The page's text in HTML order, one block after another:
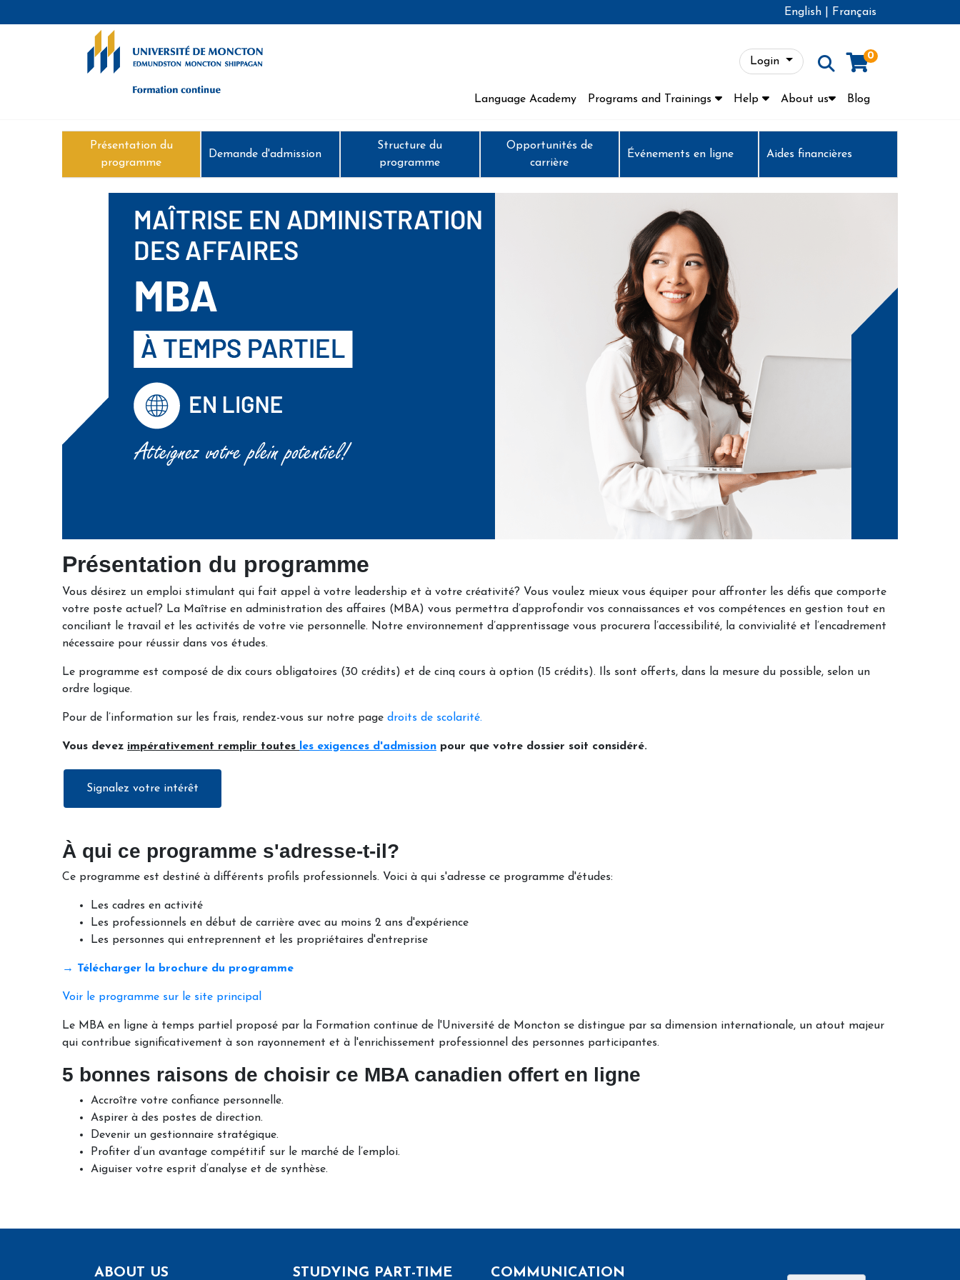
English Français
Login 0
Language Academy Programs and Trainings Help About us Blog
Présentation du
programme
Demande d'admission
Structure du
programme
Opportunités de
carrière
Événements en ligne Aides financières
Présentation du programme
Vous désirez un emploi stimulant qui fait appel à votre leadership et à votre créativité? Vous voulez mieux vous équiper pour affronter les défis que comporte
votre poste actuel? La Maîtrise en administration des affaires (MBA) vous permettra d’approfondir vos connaissances et vos compétences en gestion tout en
conciliant le travail et les activités de votre vie personnelle. Notre environnement d’apprentissage vous procurera l’accessibilité, la convivialité et l’encadrement
nécessaire pour réussir dans vos études.
Le programme est composé de dix cours obligatoires (30 crédits) et de cinq cours à option (15 crédits). Ils sont offerts, dans la mesure du possible, selon un
ordre logique.
Pour de l’information sur les frais, rendez-vous sur notre page droits de scolarité.
Vous devez impérativement remplir toutes les exigences d'admission pour que votre dossier soit considéré.
Signalez votre intérêt
À qui ce programme s'adresse-t-il?
Ce programme est destiné à différents profils professionnels. Voici à qui s'adresse ce programme d'études:
Les cadres en activité
Les professionnels en début de carrière avec au moins 2 ans d'expérience
Les personnes qui entreprennent et les propriétaires d'entreprise
→ Télécharger la brochure du programme
Voir le programme sur le site principal
Le MBA en ligne à temps partiel proposé par la Formation continue de l'Université de Moncton se distingue par sa dimension internationale, un atout majeur
qui contribue significativement à son rayonnement et à l'enrichissement professionnel des personnes participantes.
5 bonnes raisons de choisir ce MBA canadien offert en ligne
Accroître votre confiance personnelle.
Aspirer à des postes de direction.
Devenir un gestionnaire stratégique.
Profiter d’un avantage compétitif sur le marché de l’emploi.
Aiguiser votre esprit d’analyse et de synthèse.
ABOUT US STUDYING PART-TIME COMMUNICATION